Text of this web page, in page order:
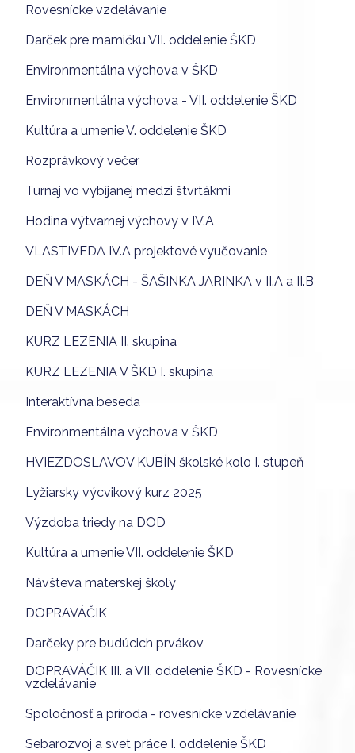
Rovesnícke vzdelávanie
Darček pre mamičku VII. oddelenie ŠKD
Environmentálna výchova v ŠKD
Environmentálna výchova - VII. oddelenie ŠKD
Kultúra a umenie V. oddelenie ŠKD
Rozprávkový večer
Turnaj vo vybíjanej medzi štvrtákmi
Hodina výtvarnej výchovy v IV.A
VLASTIVEDA IV.A projektové vyučovanie
DEŇ V MASKÁCH - ŠAŠINKA JARINKA v II.A a II.B
DEŇ V MASKÁCH
KURZ LEZENIA II. skupina
KURZ LEZENIA V ŠKD I. skupina
Interaktívna beseda
Environmentálna výchova v ŠKD
HVIEZDOSLAVOV KUBÍN školské kolo I. stupeň
Lyžiarsky výcvikový kurz 2025
Výzdoba triedy na DOD
Kultúra a umenie VII. oddelenie ŠKD
Návšteva materskej školy
DOPRAVÁČIK
Darčeky pre budúcich prvákov
DOPRAVÁČIK III. a VII. oddelenie ŠKD - Rovesnícke
vzdelávanie
Spoločnosť a príroda - rovesnícke vzdelávanie
Sebarozvoj a svet práce I. oddelenie ŠKD